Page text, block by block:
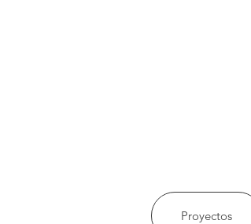
Proyectos